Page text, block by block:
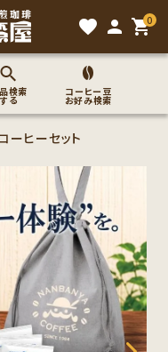
favorite person 0
shopping_cart
検索
する
コーヒー豆
お好み検索
ーヒーセット